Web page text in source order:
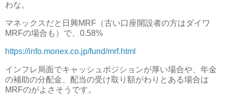
わな。
マネックスだと日興MRF（古い口座開設者の方はダイワ
MRFの場合も）で、0.58%
https://info.monex.co.jp/fund/mrf.html
インフレ局面でキャッシュポジションが厚い場合や、年金
の補助の分配金、配当の受け取り額がわりとある場合は
MRFのがよさそうです。